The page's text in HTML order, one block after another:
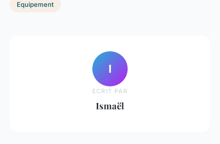
Equipement
I
ECRIT PAR
Ismaël